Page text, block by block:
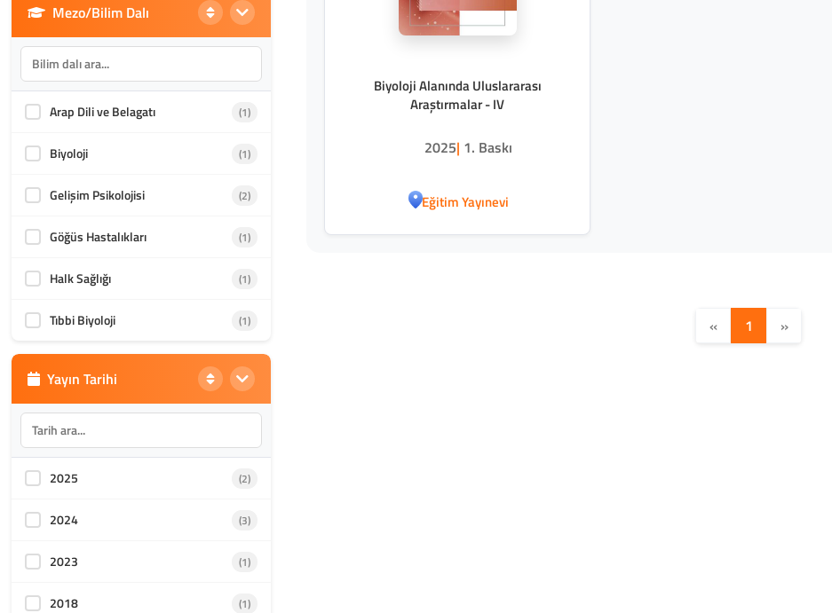
Din Bilimleri (1986)
İletişim, Mimarlık ve Güzel
Sanatlar
Akademik Kültür (1588)
Mezo/Bilim Dalı
Arap Dili ve Belagatı (1)
Biyoloji (1)
Gelişim Psikolojisi (2)
Göğüs Hastalıkları (1)
Halk Sağlığı (1)
Tıbbi Biyoloji (1)
Yayın Tarihi
2025 (2)
2024 (3)
2023 (1)
2018 (1)
Biyoloji Alanında Uluslararası
Araştırmalar - IV
2025| 1. Baskı
Eğitim Yayınevi
« 1 »